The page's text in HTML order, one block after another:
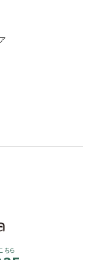
ちら